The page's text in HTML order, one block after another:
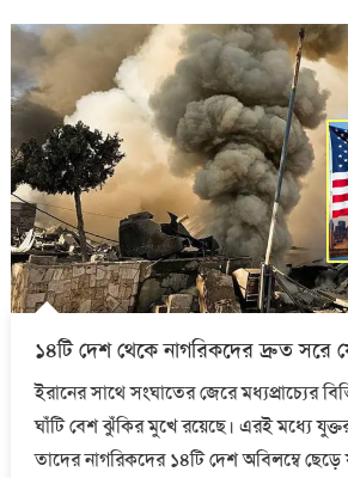
১৪টি দেশ থেকে নাগরিকদের দ্রুত সরে
ইরানের সাথে সংঘাতের জেরে মধ্যপ্রাচ্যের
ঘাঁটি বেশ ঝুঁকির মুখে রয়েছে। এরই মধ্যে
তাদের নাগরিকদের ১৪টি দেশ অবিলম্বে